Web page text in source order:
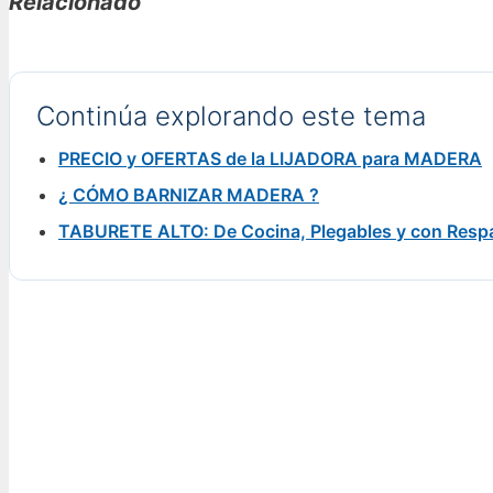
Continúa explorando este tema
PRECIO y OFERTAS de la LIJADORA para MADERA
¿ CÓMO BARNIZAR MADERA ?
TABURETE ALTO: De Cocina, Plegables y con